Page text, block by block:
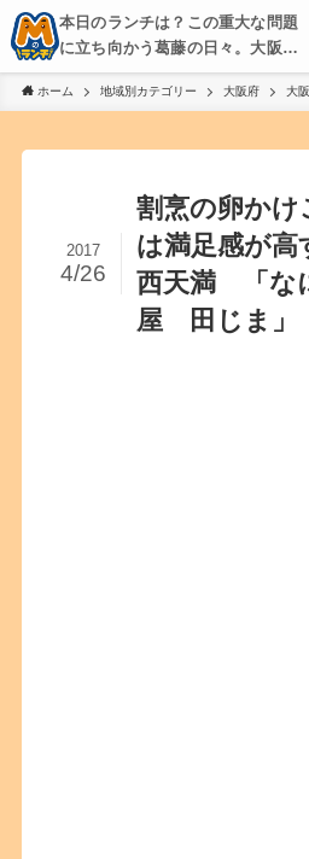
本日のランチは？この重大な問題
に立ち向かう葛藤の日々。大阪・
京都・神戸を中心とした食べ歩
き、飲み歩きを綴る。
ホーム 地域別カテゴリー 大阪府 大
割烹の卵か
は満足感が
西天満 「な
屋 田じま」
2017
4/26